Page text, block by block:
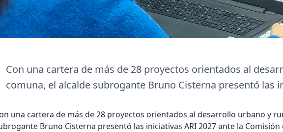
Con una cartera de más de 28 proyectos orientados al
comuna, el alcalde subrogante Bruno Cisterna presentó las
una cartera de más de 28 proyectos orientados al desarrollo urbano y
Bruno Cisterna presentó las iniciativas ARI 2027 ante la